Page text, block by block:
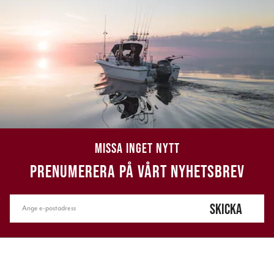
MISSA INGET NYTT
PRENUMERERA PÅ VÅRT NYHETSBREV
SKICKA